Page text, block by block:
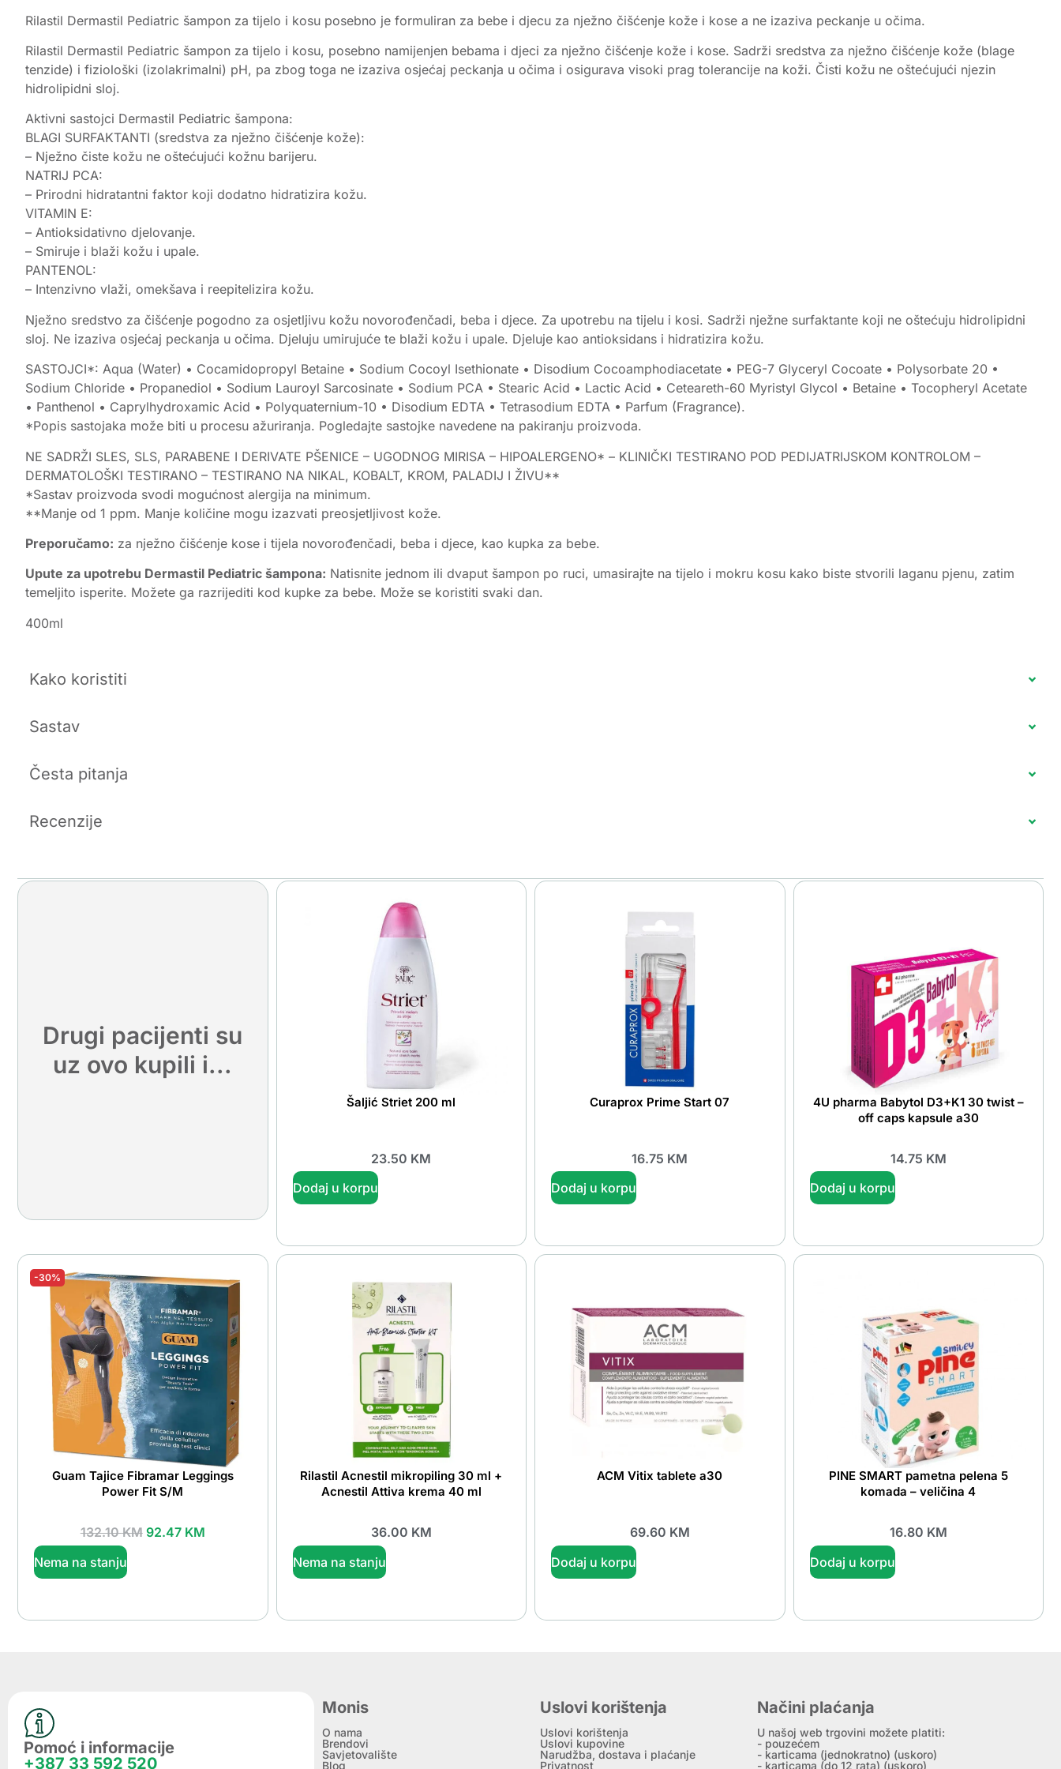
Rilastil Dermastil Pediatric šampon za tijelo i kosu posebno je formuliran za bebe i djecu za nježno čišćenje kože i kose a ne izaziva peckanje u očima.
Rilastil Dermastil Pediatric šampon za tijelo i kosu, posebno namijenjen bebama i djeci za nježno čišćenje kože i kose. Sadrži sredstva za nježno čišćenje kože (blage
tenzide) i fiziološki (izolakrimalni) pH, pa zbog toga ne izaziva osjećaj peckanja u očima i osigurava visoki prag tolerancije na koži. Čisti kožu ne oštećujući njezin
hidrolipidni sloj.
Aktivni sastojci Dermastil Pediatric šampona:
BLAGI SURFAKTANTI (sredstva za nježno čišćenje kože):
– Nježno čiste kožu ne oštećujući kožnu barijeru.
NATRIJ PCA:
– Prirodni hidratantni faktor koji dodatno hidratizira kožu.
VITAMIN E:
– Antioksidativno djelovanje.
– Smiruje i blaži kožu i upale.
PANTENOL:
– Intenzivno vlaži, omekšava i reepitelizira kožu.
Nježno sredstvo za čišćenje pogodno za osjetljivu kožu novorođenčadi, beba i djece. Za upotrebu na tijelu i kosi. Sadrži nježne surfaktante koji ne oštećuju hidrolipidni
sloj. Ne izaziva osjećaj peckanja u očima. Djeluju umirujuće te blaži kožu i upale. Djeluje kao antioksidans i hidratizira kožu.
SASTOJCI*: Aqua (Water) • Cocamidopropyl Betaine • Sodium Cocoyl Isethionate • Disodium Cocoamphodiacetate • PEG-7 Glyceryl Cocoate • Polysorbate 20 •
Sodium Chloride • Propanediol • Sodium Lauroyl Sarcosinate • Sodium PCA • Stearic Acid • Lactic Acid • Ceteareth-60 Myristyl Glycol • Betaine • Tocopheryl Acetate
• Panthenol • Caprylhydroxamic Acid • Polyquaternium-10 • Disodium EDTA • Tetrasodium EDTA • Parfum (Fragrance).
*Popis sastojaka može biti u procesu ažuriranja. Pogledajte sastojke navedene na pakiranju proizvoda.
NE SADRŽI SLES, SLS, PARABENE I DERIVATE PŠENICE – UGODNOG MIRISA – HIPOALERGENO* – KLINIČKI TESTIRANO POD PEDIJATRIJSKOM KONTROLOM –
DERMATOLOŠKI TESTIRANO – TESTIRANO NA NIKAL, KOBALT, KROM, PALADIJ I ŽIVU**
*Sastav proizvoda svodi mogućnost alergija na minimum.
**Manje od 1 ppm. Manje količine mogu izazvati preosjetljivost kože.
Preporučamo: za nježno čišćenje kose i tijela novorođenčadi, beba i djece, kao kupka za bebe.
Upute za upotrebu Dermastil Pediatric šampona: Natisnite jednom ili dvaput šampon po ruci, umasirajte na tijelo i mokru kosu kako biste stvorili laganu pjenu, zatim
temeljito isperite. Možete ga razrijediti kod kupke za bebe. Može se koristiti svaki dan.
400ml
Kako koristiti
Sastav
Česta pitanja
Recenzije
Drugi pacijenti su
uz ovo kupili i...
Šaljić Striet 200 ml
23.50 KM
Dodaj u korpu
Curaprox Prime Start 07
16.75 KM
Dodaj u korpu
4U pharma Babytol D3+K1 30 twist –
off caps kapsule a30
14.75 KM
Dodaj u korpu
-30%
Guam Tajice Fibramar Leggings
Power Fit S/M
132.10KM 92.47 KM
Nema na stanju
Rilastil Acnestil mikropiling 30 ml +
Acnestil Attiva krema 40 ml
36.00 KM
Nema na stanju
ACM Vitix tablete a30
69.60 KM
Dodaj u korpu
PINE SMART pametna pelena 5
komada – veličina 4
16.80 KM
Dodaj u korpu
Pomoć i informacije
+387 33 592 520
Monis
O nama
Brendovi
Savjetovalište
Blog
Uslovi korištenja
Uslovi korištenja
Uslovi kupovine
Narudžba, dostava i plaćanje
Privatnost
Načini plaćanja
U našoj web trgovini možete platiti:
- pouzećem
- karticama (jednokratno) (uskoro)
- karticama (do 12 rata) (uskoro)